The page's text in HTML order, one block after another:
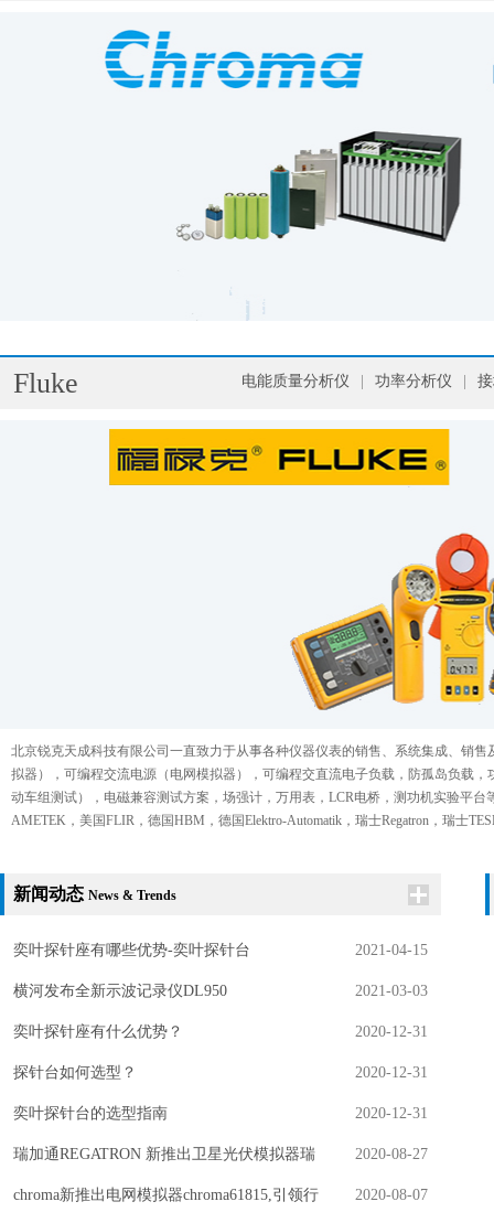
Fluke 电能质量分析仪 功率分析仪
北京锐克天成科技有限公司一直致力于从事各种仪器仪表的销售、系统集成、销
拟器），可编程交流电源（电网模拟器），可编程交直流电子负载，防孤岛负载
动车组测试），电磁兼容测试方案，场强计，万用表，LCR电桥，测功机实验平
AMETEK，美国FLIR，德国HBM，德国Elektro-Automatik，瑞士Regatron，瑞士
新闻动态 News & Trends
2021-04-15
奕叶探针座有哪些优势-奕叶探针台
2021-03-03
横河发布全新示波记录仪DL950
2020-12-31
奕叶探针座有什么优势？
2020-12-31
探针台如何选型？
2020-12-31
奕叶探针台的选型指南
2020-08-27
瑞加通REGATRON 新推出卫星光伏模拟器瑞
加通REGATRON TC.P.3 2020-08-07
chroma新推出电网模拟器chroma61815,引领行